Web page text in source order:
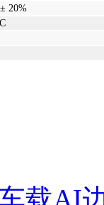
20%